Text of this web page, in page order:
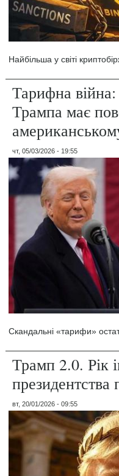
Найбільша у світі
Тарифна війна:
Трампа має
чт, 05/03/2026 - 19:55
Скандальні «тарифи»
Трамп 2.0. Рік
президентства
вт, 20/01/2026 - 09:55